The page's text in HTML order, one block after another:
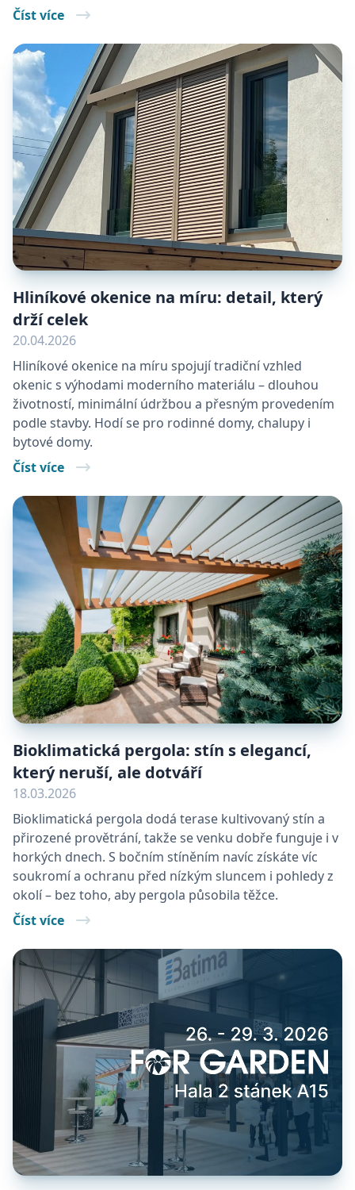
Číst více
Hliníkové okenice na míru: detail, který
drží celek
20.04.2026
Hliníkové okenice na míru spojují tradiční vzhled
okenic s výhodami moderního materiálu – dlouhou
životností, minimální údržbou a přesným provedením
podle stavby. Hodí se pro rodinné domy, chalupy i
bytové domy.
Číst více
Bioklimatická pergola: stín s elegancí,
který neruší, ale dotváří
18.03.2026
Bioklimatická pergola dodá terase kultivovaný stín a
přirozené provětrání, takže se venku dobře funguje i v
horkých dnech. S bočním stíněním navíc získáte víc
soukromí a ochranu před nízkým sluncem i pohledy z
okolí – bez toho, aby pergola působila těžce.
Číst více